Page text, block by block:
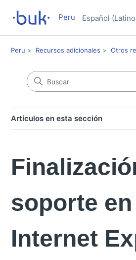
Peru Español
Peru Recursos adicionales Otros
Artículos en esta sección
soporte en
Internet